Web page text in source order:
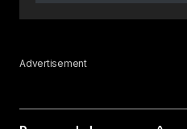
Advertisement